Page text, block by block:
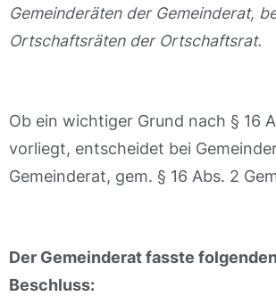
Gemeinderäten der Gemeinderat,
Ortschaftsräten der Ortschaftsrat.
Ob ein wichtiger Grund nach § 16
vorliegt, entscheidet bei
Gemeinderat, gem. § 16 Abs. 2
Der Gemeinderat fasste
Beschluss: